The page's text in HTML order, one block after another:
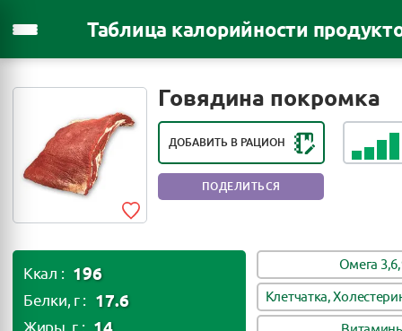
Таблица калорийности
Говядина покромка
ДОБАВИТЬ В РАЦИОН
ПОДЕЛИТЬСЯ
Ккал : 196
Белки, г : 17.6
Омега
Клетчатка,